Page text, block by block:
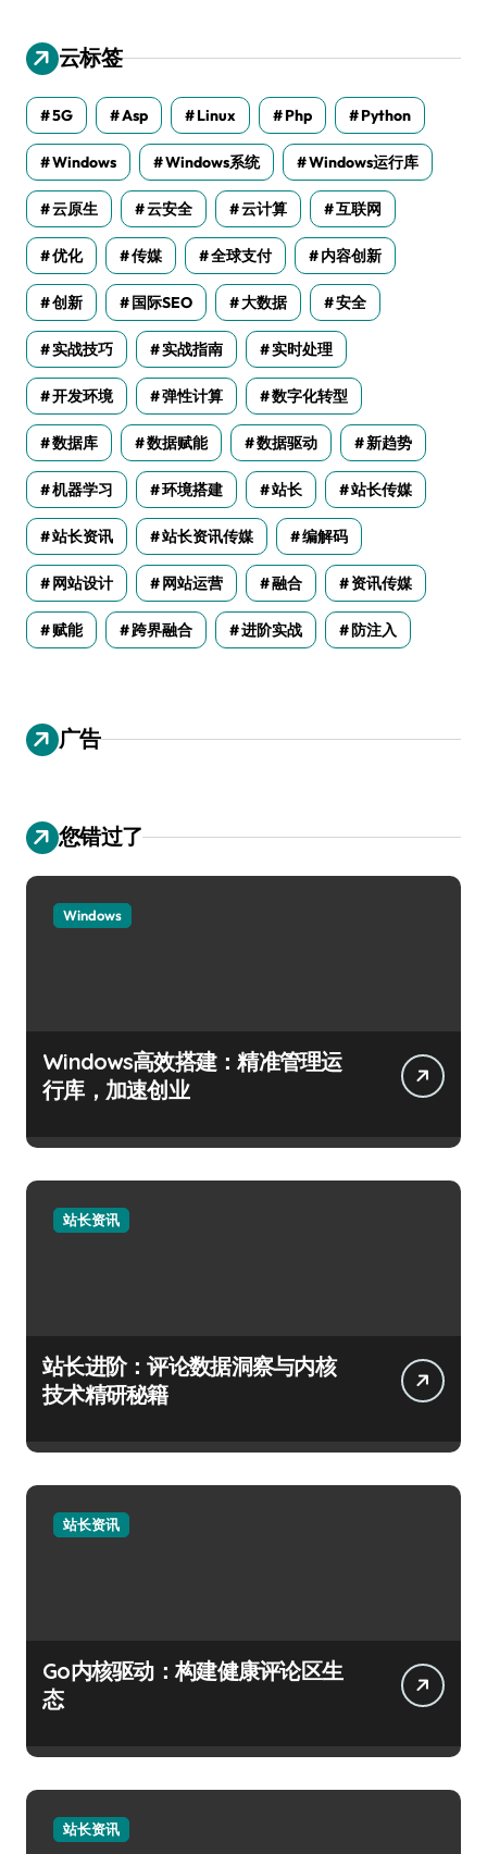
云标签
5G Asp Linux Php Python
Windows Windows系统 Windows运行库
云原生 云安全 云计算 互联网
优化 传媒 全球支付 内容创新
创新 国际SEO 大数据 安全
实战技巧 实战指南 实时处理
开发环境 弹性计算 数字化转型
数据库 数据赋能 数据驱动 新趋势
机器学习 环境搭建 站长 站长传媒
站长资讯 站长资讯传媒 编解码
网站设计 网站运营 融合 资讯传媒
赋能 跨界融合 进阶实战 防注入
广告
您错过了
Windows
Windows高效搭建：精准管理运
行库，加速创业
站长资讯
站长进阶：评论数据洞察与内核
技术精研秘籍
站长资讯
Go内核驱动：构建健康评论区生
态
站长资讯